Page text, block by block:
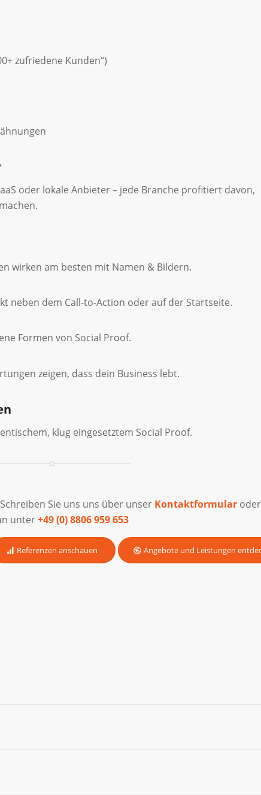
zufriedene Kunden“)
oder lokale Anbieter – jede Branche profitiert davon,
wirken am besten mit Namen & Bildern.
neben dem Call-to-Action oder auf der Startseite.
Formen von Social Proof.
zeigen, dass dein Business lebt.
klug eingesetztem Social Proof.
Sie uns uns über unser Kontaktformular
unter+49 (0) 8806 959 653
Referenzen anschauen Angebote und Leistungen